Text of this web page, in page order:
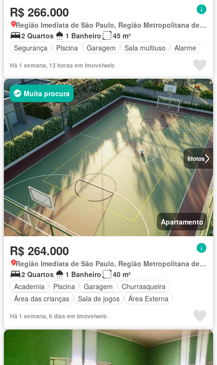
R$ 266.000
Região Imediata de São Paulo, Região Metropolitana de São Paulo
2 Quartos
1 Banheiro
45 m²
Segurança
Piscina Garagem Sala multiuso Alarme
Há 1 semana, 13 horas em Imovelweb
6fotos
Muita procura
Apartamento
R$ 264.000
Região Imediata de São Paulo, Região Metropolitana de São Paulo
2 Quartos
1 Banheiro
40 m²
Academia
Piscina Garagem
Churrasqueira
Área das crianças
Sala de jogos Área Externa
Há 1 semana, 6 dias em Imovelweb